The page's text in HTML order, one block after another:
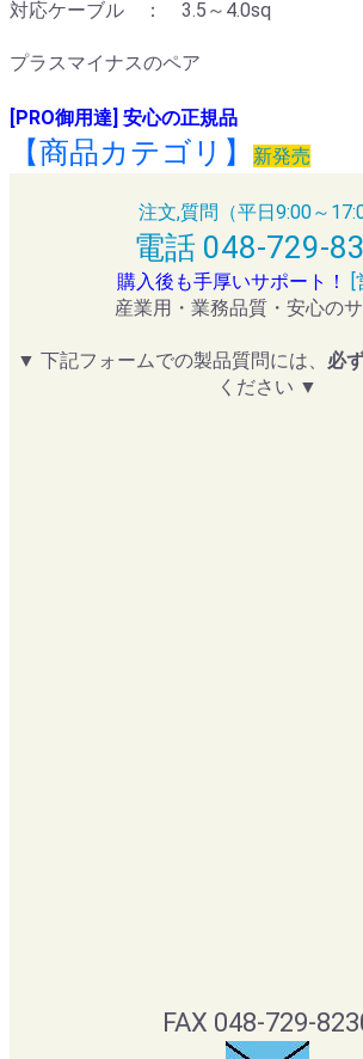
対応ケーブル ： 3.5～4.0sq
プラスマイナスのペア
[PRO御用達] 安心の正規品
【商品カテゴリ】 新発売
注文,質問（平日9:00～
電話 048-729-
購入後も手厚いサポート！
[
産業用・業務品質・安心の
▼ 下記フォームでの製品質問には、 必
ください ▼
FAX 048-729-